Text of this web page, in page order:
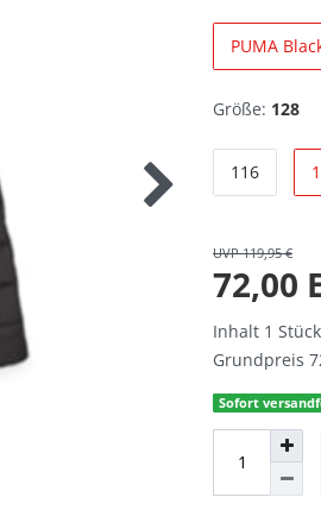
PUMA
Größe: 128
116
UVP 119,95 €
72,00
Inhalt 1 Stück
Grundpreis
Sofort